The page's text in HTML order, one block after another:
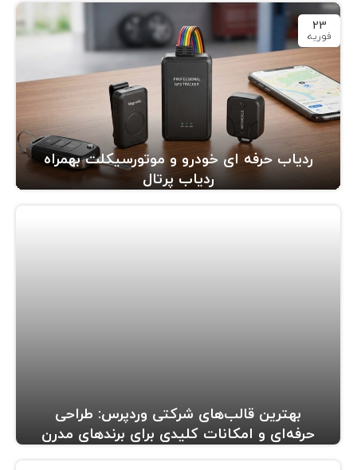
23
فوریه
ردیاب حرفه ای خودرو و موتورسیکلت بهمراه
ردیاب پرتال
بهترین قالب‌های شرکتی وردپرس: طراحی
حرفه‌ای و امکانات کلیدی برای برندهای مدرن